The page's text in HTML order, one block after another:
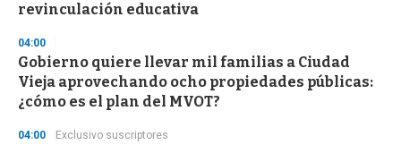
revinculación educativa
04:00
Gobierno quiere llevar mil familias a Ciudad
Vieja aprovechando ocho propiedades públicas:
¿cómo es el plan del MVOT?
04:00 Exclusivo suscriptores